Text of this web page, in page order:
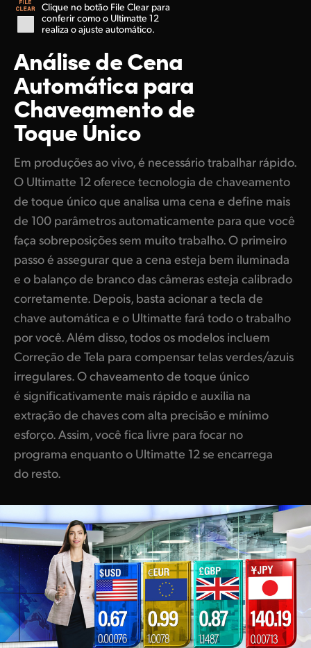
Clique no botão File Clear para
conferir como o Ultimatte 12
realiza o ajuste automático.
Análise deCena
Automática para
Chaveamento de
Toque Único
Em produções ao vivo, é necessário trabalhar rápido.
O Ultimatte 12 oferece tecnologia de chaveamento
de toque único que analisa uma cena e define mais
de 100 parâmetros automaticamente para que você
faça sobreposições sem muito trabalho. O primeiro
passo é assegurar que a cena esteja bem iluminada
e o balanço de branco das câmeras esteja calibrado
corretamente. Depois, basta acionar a tecla de
chave automática e o Ultimatte fará todo o trabalho
por você. Além disso, todos os modelos incluem
Correção de Tela para compensar telas verdes/azuis
irregulares. O chaveamento de toque único
é significativamente mais rápido e auxilia na
extração de chaves com alta precisão e mínimo
esforço. Assim, você fica livre para focar no
programa enquanto o Ultimatte 12 se encarrega
do resto.